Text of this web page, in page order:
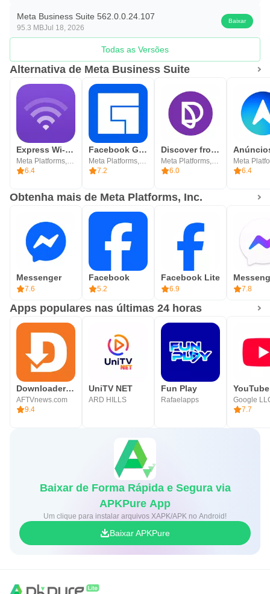
Meta Business Suite 562.0.0.24.107
95.3 MBJul 18, 2026
Baixar
Todas as Versões
Alternativa de Meta Business Suite
Express Wi-Fi by Facebook
6.4
Facebook Gaming: para assistir
7.2
Discover from Facebook
6.0
6.4
Obtenha mais de Meta Platforms, Inc.
Messenger
7.6
Facebook
5.2
Facebook Lite
6.9 7.8
Apps populares nas últimas 24 horas
Downloader by AFTVnews
AFTVnews.com
9.4
UniTV NET
ARD HILLS
Fun Play
Rafaelapps
YouTube
Google
7.7
Baixar de Forma Rápida e Segura via
APKPure App
Um clique para instalar arquivos XAPK/APK no Android!
Baixar APKPure